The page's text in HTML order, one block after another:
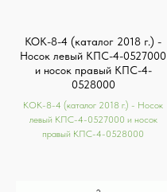
КОК-8-4 (каталог 2018 г.) -
Носок левый КПС-4-0527000
и носок правый КПС-4-
0528000
КОК-8-4 (каталог 2018 г.) - Носок
левый КПС-4-0527000 и носок
правый КПС-4-0528000